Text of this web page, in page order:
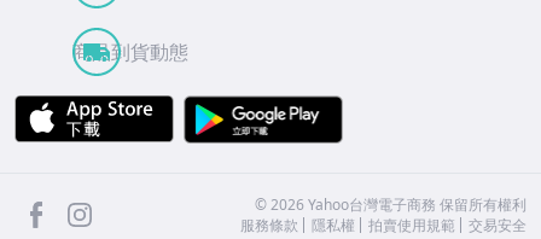
商品到貨動態
APP Store
facebook ©2026 Yahoo台灣電子商務 保留所有權利
服務條款
隱私權 拍賣使用規範 交易安全